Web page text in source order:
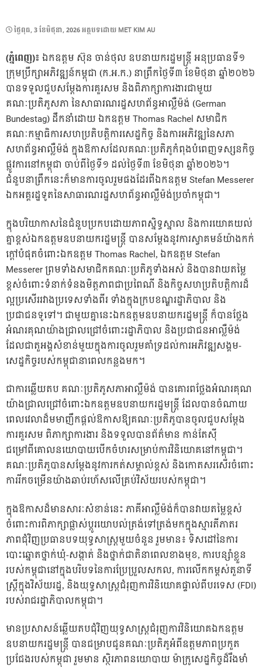
POSTED
ថ្ងៃ​ពុធ, 3 ខែ​មិថុនា, 2026អត្ថបទដោយ MET KIM AU
(ភ្នំពេញ)៖ឯកឧត្តម ស៊ុន ចាន់ថុល ឧបនាយករដ្ឋមន្ត្រី អនុប្រធានទី១
ក្រុមប្រឹក្សាអភិវឌ្ឍន៍កម្ពុជា (ក.អ.ក.) នាព្រឹកថ្ងៃទី៣ ខែមិថុនា ឆ្នាំ២០២៦
បានទទួលជួបសម្តែងការគួរសម និងពិភាក្សាការងារជាមួយ
គណៈប្រតិភូសភា នៃសាធារណរដ្ឋសហព័ន្ធអាល្លឺម៉ង់ (German
Bundestag) ដឹកនាំដោយ ឯកឧត្តម Thomas Rachel សមាជិក
គណៈកម្មាធិការសហប្រតិបត្តិការសេដ្ឋកិច្ច និងការអភិវឌ្ឍនៃសភា
សហព័ន្ធអាល្លឺម៉ង់ ក្នុងឱកាសដែលគណៈប្រតិភូកំពុងបំពេញទស្សនកិច្ច
ផ្លូវការនៅកម្ពុជា ចាប់ពីថ្ងៃទី១ ដល់ថ្ងៃទី៣ ខែមិថុនា ឆ្នាំ២០២៦។
ជំនួបនាព្រឹកនេះក៏មានការចូលរួមផងដែរពីឯកឧត្តម Stefan Messerer
ឯកអគ្គរដ្ឋទូតនៃសាធារណរដ្ឋសហព័ន្ធអាល្លឺម៉ង់ប្រចាំកម្ពុជា។
ក្នុងបរិយាកាសនៃជំនួបប្រកបដោយភាពស្និទ្ធស្នាល និងការយោគយល់
គ្នាខ្ពស់ឯកឧត្តមឧបនាយករដ្ឋមន្ត្រី បានសម្តែងនូវការស្វាគមន៍យ៉ាងកក់
ក្តៅបំផុតចំពោះឯកឧត្តម Thomas Rachel, ឯកឧត្តម Stefan
Messerer ព្រមទាំងសមាជិកគណៈប្រតិភូទាំងអស់ និងបានវាយតម្លៃ
ខ្ពស់ចំពោះទំនាក់ទំនងមិត្តភាពជាប្រពៃណី និងកិច្ចសហប្រតិបត្តិការដ៏
ល្អប្រសើររវាងប្រទេសទាំងពីរ ទាំងក្នុងក្របខណ្ឌរដ្ឋាភិបាល និង
ប្រជាជនទូទៅ។ ជាមួយគ្នានេះឯកឧត្តមឧបនាយករដ្ឋមន្ត្រី ក៏បានថ្លែង
អំណរគុណយ៉ាងជ្រាលជ្រៅចំពោះរដ្ឋាភិបាល និងប្រជាជនអាល្លឺម៉ង់
ដែលជាតួអង្គសំខាន់មួយក្នុងការចូលរួមគាំទ្រដល់ការអភិវឌ្ឍសង្គម-
សេដ្ឋកិច្ចរបស់កម្ពុជានាពេលកន្លងមក។
ជាការឆ្លើយតប គណៈប្រតិភូសភាអាល្លឺម៉ង់ បានគោរពថ្លែងអំណរគុណ
យ៉ាងជ្រាលជ្រៅចំពោះឯកឧត្តមឧបនាយករដ្ឋមន្ត្រី ដែលបានចំណាយ
ពេលវេលាដ៏មមាញឹកផ្តល់ឱកាសឱ្យគណៈប្រតិភូបានចូលជួបសម្តែង
ការគួរសម ពិភាក្សាការងារ និងទទួលបានព័ត៌មាន កាន់តែស៊ី
ជម្រៅពីគោលនយោបាយបើកចំហរសម្រាប់ការវិនិយោគនៅកម្ពុជា។
គណៈប្រតិភូបានសម្តែងនូវការកត់សម្គាល់ខ្ពស់ និងកោតសរសើរចំពោះ
ការរីកចម្រើនយ៉ាងឆាប់រហ័សលើគ្រប់វិស័យរបស់កម្ពុជា។
ក្នុងឱកាសដ៏មានសារៈសំខាន់នេះ ភាគីអាល្លឺម៉ង់ក៏បានវាយតម្លៃខ្ពស់
ចំពោះការពិភាក្សាផ្លាស់ប្តូរយោបល់ត្រង់ទៅត្រង់មកក្នុងស្មារតីភាតរ
ភាពជុំវិញប្រធានបទយុទ្ធសាស្ត្រមួយចំនួន រួមមាន៖ ទិសដៅនៃការ
បោះឆ្នោតថ្នាក់ឃុំ-សង្កាត់ និងថ្នាក់ជាតិនាពេលខាងមុខ, ការបន្សាំខ្លួន
របស់កម្ពុជានៅក្នុងបរិបទនៃការប្រែប្រួលសកល, ការលើកកម្ពស់តួនាទី
ស្ត្រីក្នុងវិស័យរដ្ឋ, និងយុទ្ធសាស្ត្រជំរុញការវិនិយោគផ្ទាល់ពីបរទេស (FDI)
របស់រាជរដ្ឋាភិបាលកម្ពុជា។
មានប្រសាសន៍ឆ្លើយតបជុំវិញយុទ្ធសាស្ត្រជំរុញការវិនិយោគឯកឧត្តម
ឧបនាយករដ្ឋមន្ត្រី បានជម្រាបជូនគណៈប្រតិភូអំពីឧត្តមភាពប្រកួត
ប្រជែងរបស់កម្ពុជា រួមមាន ស្ថិរភាពនយោបាយ ម៉ាក្រូសេដ្ឋកិច្ចដ៏រឹងមាំ